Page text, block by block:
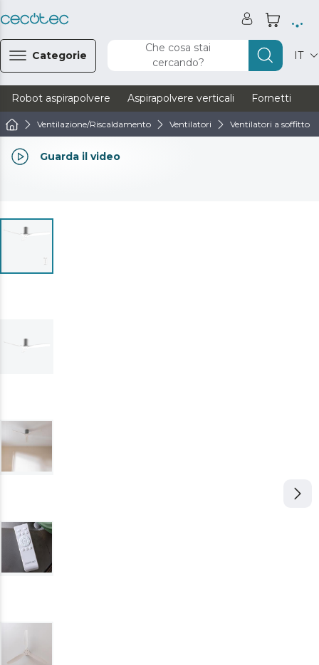
Categorie
Che cosa stai
cercando?
IT
Robot aspirapolvere Aspirapolvere verticali Fornetti
Ventilazione/Riscaldamento Ventilatori Ventilatori a soffitto
Guarda il video